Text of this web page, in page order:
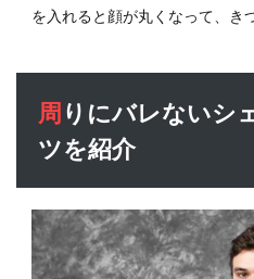
を入れると顔が丸くなって、き
周りにバレないシェーディングのコ
ツを紹介